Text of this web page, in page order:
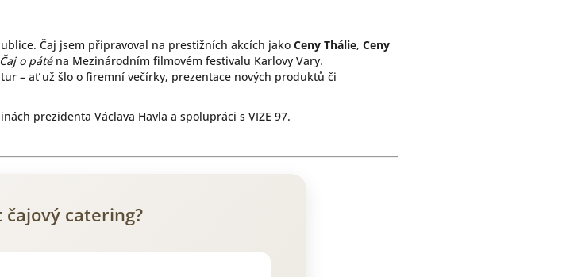
Čaj jsem připravoval na prestižních akcích jako Ceny Thálie, Ceny
Čaj o páténa Mezinárodním filmovém festivalu Karlovy Vary.
– ať už šlo o firemní večírky, prezentace nových produktů či
prezidenta Václava Havla a spolupráci s VIZE 97.
čajový catering?